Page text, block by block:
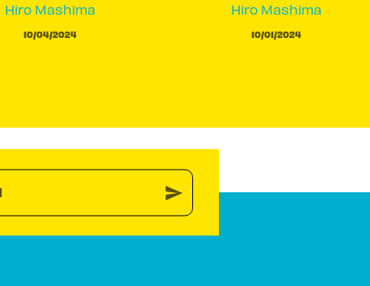
Hiro Mashima
10/04/2024
Hiro Mashima
10/01/2024
send